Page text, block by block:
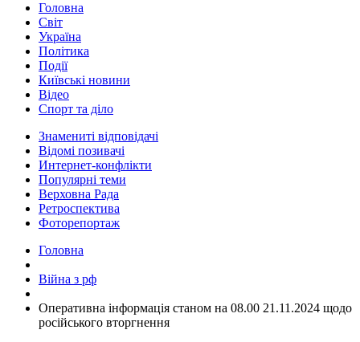
Головна
Світ
Україна
Політика
Події
Київські новини
Відео
Спорт та діло
Знамениті відповідачі
Відомі позивачі
Интернет-конфлікти
Популярні теми
Верховна Рада
Ретроспектива
Фоторепортаж
Головна
Війна з рф
​Оперативна інформація станом на 08.00 21.11.2024 щодо
російського вторгнення